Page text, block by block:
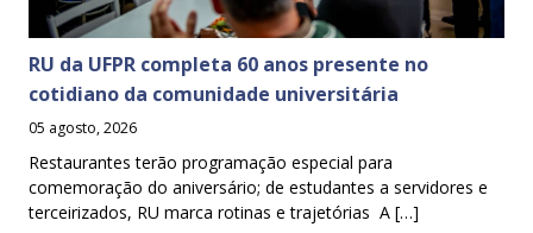
RU da UFPR completa 60 anos presente no
cotidiano da comunidade universitária
05 agosto, 2026
Restaurantes terão programação especial para
comemoração do aniversário; de estudantes a servidores e
terceirizados, RU marca rotinas e trajetórias A […]